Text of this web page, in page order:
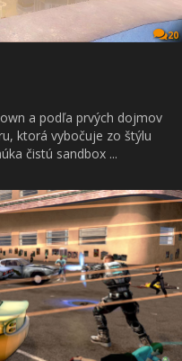
20
a podľa prvých dojmov
ktorá vybočuje zo štýlu
čistú sandbox ...